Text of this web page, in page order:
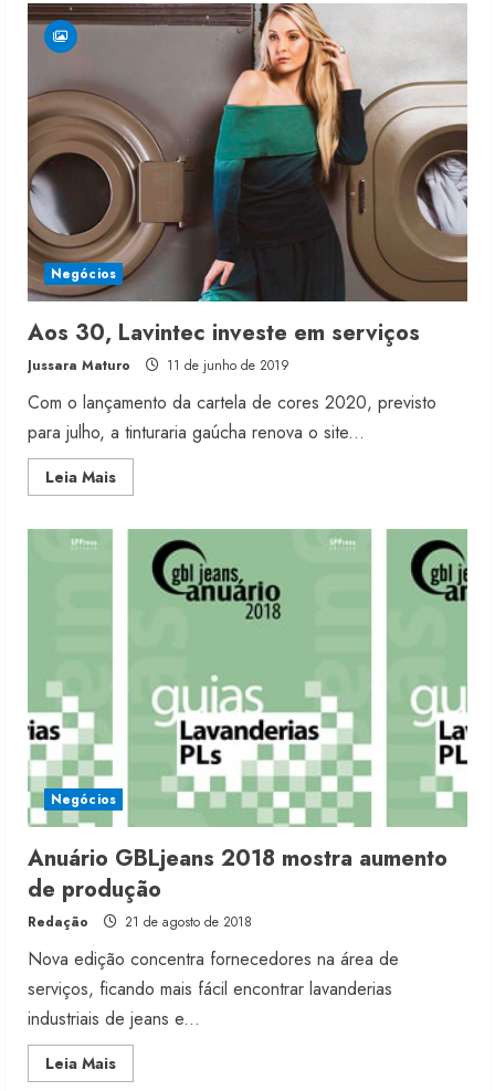
aproximam
a
Negócios
Aos 30, Lavintec investe em serviços
Jussara Maturo 11 de junho de 2019
Com o lançamento da cartela de cores 2020, previsto
para julho, a tinturaria gaúcha renova o site...
Leia MaisRead
more
Lavintec
investe
serviços
Negócios
Anuário GBLjeans 2018 mostra aumento
de produção
Redação 21 de agosto de 2018
Nova edição concentra fornecedores na área de
serviços, ficando mais fácil encontrar lavanderias
industriais de jeans e...
Leia MaisRead
more